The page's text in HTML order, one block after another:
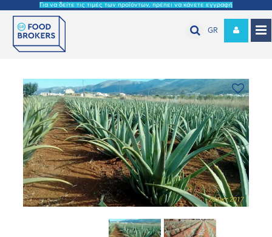
Για να δείτε τις τιμές των προϊόντων, πρέπει να κάνετε εγγραφή
GR